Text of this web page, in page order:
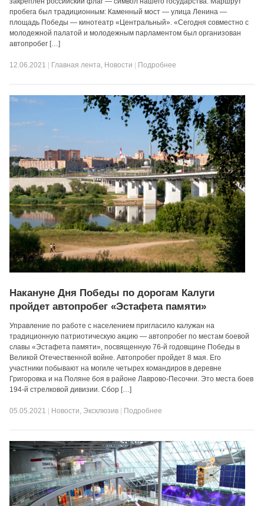
пробега был традиционным: Каменный мост — улица Ленина —
площадь Победы — кинотеатр «Центральный». «Сегодня совместно с
молодежной палатой и молодежным парламентом был организован
автопробег […]
12.06.2021 Главная лента, Новости Подробнее
Накануне Дня Победы по дорогам Калуги
пройдет автопробег «Эстафета памяти»
Управление по работе с населением пригласило калужан на
традиционную патриотическую акцию — автопробег по местам боевой
славы «Эстафета памяти», посвященную 76-й годовщине Победы в
Великой Отечественной войне. Автопробег пройдет 8 мая. Его
участники побывают на могиле четырех командиров в деревне
Григоровка и на Поляне боя в районе Лаврово-Песочни. Это места боев
194-й стрелковой дивизии. Сбор […]
05.05.2021 Новости, Эксклюзив Подробнее